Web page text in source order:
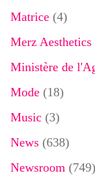
Matrice (4)
Merz Aesthetics
Ministère de
Mode (18)
Music (3)
News (638)
Newsroom (749)